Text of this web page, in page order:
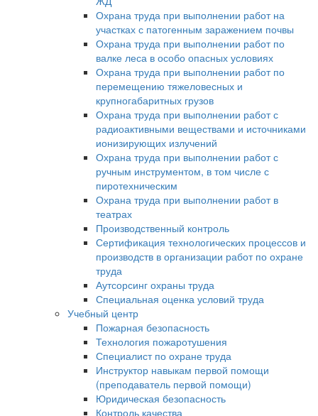
Охрана труда при выполнении работ на
участках с патогенным заражением почвы
Охрана труда при выполнении работ по
валке леса в особо опасных условиях
Охрана труда при выполнении работ по
перемещению тяжеловесных и
крупногабаритных грузов
Охрана труда при выполнении работ с
радиоактивными веществами и источниками
ионизирующих излучений
Охрана труда при выполнении работ с
ручным инструментом, в том числе с
пиротехническим
Охрана труда при выполнении работ в
театрах
Производственный контроль
Сертификация технологических процессов и
производств в организации работ по охране
труда
Аутсорсинг охраны труда
Специальная оценка условий труда
Учебный центр
Пожарная безопасность
Технология пожаротушения
Специалист по охране труда
Инструктор навыкам первой помощи
(преподаватель первой помощи)
Юридическая безопасность
Контроль качества